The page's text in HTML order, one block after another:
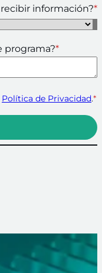
información?*
programa?*
Política de Privacidad.*